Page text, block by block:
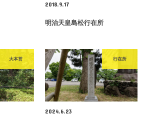
2018.9.17
明治天皇島松行在所
大本営 行在所
2024.6.23